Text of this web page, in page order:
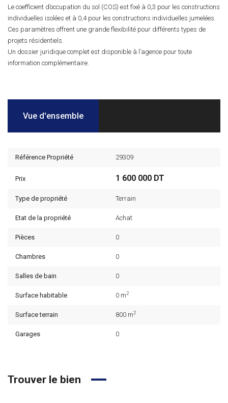
Le coefficient d’occupation du sol (COS) est fixé à 0,3 pour les constructions
individuelles isolées et à 0,4 pour les constructions individuelles jumelées.
Ces paramètres offrent une grande flexibilité pour différents types de
projets résidentiels.
Un dossier juridique complet est disponible à l’agence pour toute
information complémentaire.
Vue d'ensemble
Référence Propriété 29309
Prix 1 600 000 DT
Type de propriété Terrain
Etat de la propriété Achat
Pièces 0
Chambres 0
Salles de bain 0
Surface habitable 0 m2
Surface terrain 800 m2
Garages 0
Trouver le bien